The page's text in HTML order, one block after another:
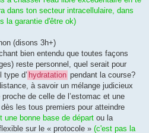
dans ton secteur intracellulaire, dans
la garantie d'être ok)
(disons 3h+)
bien entendu que toutes façons
reste personnel, quel serait pour
d’ hydratation pendant la course?
à savoir un mélange judicieux
de celle de l’estomac et une
les tous premiers pour atteindre
une bonne base de départ ou la
sur le « protocole » (c'est pas la